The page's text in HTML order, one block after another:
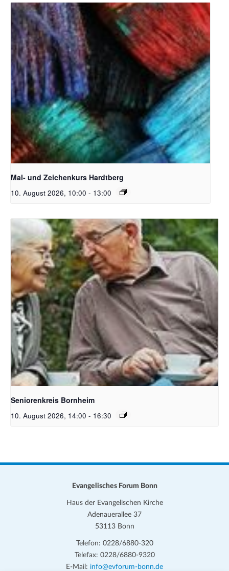
Unsplash_RhondaK Native Florida Folk Artist
Mal- und Zeichenkurs Hardtberg
10. August 2026, 10:00 - 13:00
Bildquelle Pixabay Free
Seniorenkreis Bornheim
10. August 2026, 14:00 - 16:30
Evangelisches Forum Bonn
Haus der Evangelischen Kirche
Adenauerallee 37
53113 Bonn
Telefon: 0228/6880-320
Telefax: 0228/6880-9320
E-Mail: info@evforum-bonn.de